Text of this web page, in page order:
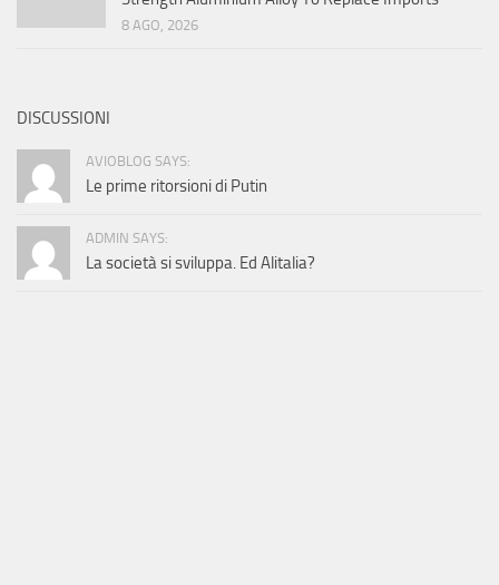
8 AGO, 2026
DISCUSSIONI
AVIOBLOG SAYS:
Le prime ritorsioni di Putin
ADMIN SAYS:
La società si sviluppa. Ed Alitalia?